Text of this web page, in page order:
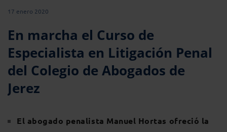
17 enero 2020
En marcha el Curso de
Especialista en Litigación Penal
del Colegio de Abogados de
Jerez
El abogado penalista Manuel Hortas ofreció la